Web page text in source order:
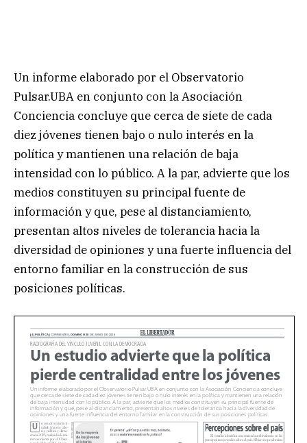
Un informe elaborado por el Observatorio
Pulsar.UBA en conjunto con la Asociación
Conciencia concluye que cerca de siete de cada
diez jóvenes tienen bajo o nulo interés en la
política y mantienen una relación de baja
intensidad con lo público. A la par, advierte que los
medios constituyen su principal fuente de
información y que, pese al distanciamiento,
presentan altos niveles de tolerancia hacia la
diversidad de opiniones y una fuerte influencia del
entorno familiar en la construcción de sus
posiciones políticas.